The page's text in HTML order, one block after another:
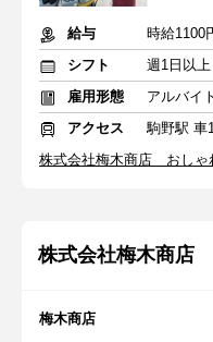
給与
時給1100
シフト
雇用形態
アルバイ
アクセス
駒野駅 車
株式会社梅木商店 おしゃ
株式会社梅木商店
梅木商店